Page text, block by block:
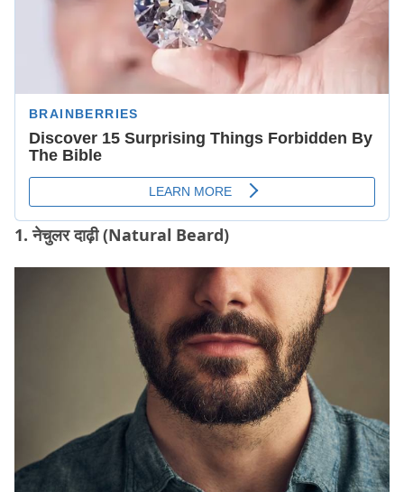
1. नेचुलर दाढ़ी (Natural Beard)